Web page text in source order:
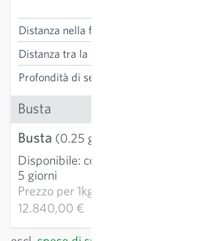
Distanza nella fila
Distanza tra la fila
Profondità di semina
Busta
Busta (0.25 g)
Disponibile: consegna 3-
5 giorni
Prezzo per1kg:
12.840,00 €